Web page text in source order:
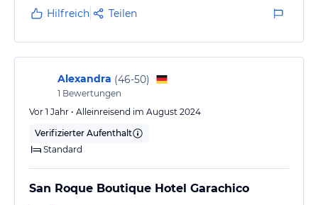
gut. Nachts war es ruhig und wir haben ohne
Störungen bei offenem Fenster geschlafen.
Im Gegensatz zu anderen Berichten fanden wir das
Frühstücksangebot durchschnittlich.
Hilfreich Teilen
Alexandra (46-50)
1 Bewertungen
Vor 1 Jahr • Alleinreisend im August 2024
Verifizierter Aufenthalt
Standard
San Roque Boutique Hotel Garachico